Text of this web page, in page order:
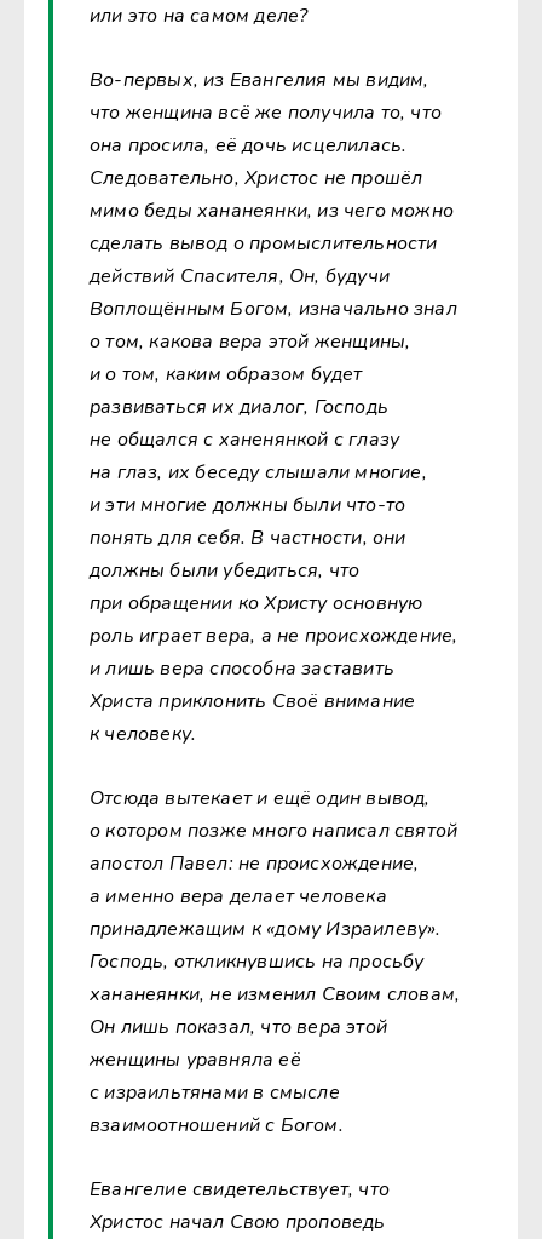
или это на самом деле?
Во-первых, из Евангелия мы видим,
что женщина всё же получила то, что
она просила, её дочь исцелилась.
Следовательно, Христос не прошёл
мимо беды хананеянки, из чего можно
сделать вывод о промыслительности
действий Спасителя, Он, будучи
Воплощённым Богом, изначально знал
о том, какова вера этой женщины,
и о том, каким образом будет
развиваться их диалог, Господь
не общался с ханенянкой с глазу
на глаз, их беседу слышали многие,
и эти многие должны были что-то
понять для себя. В частности, они
должны были убедиться, что
при обращении ко Христу основную
роль играет вера, а не происхождение,
и лишь вера способна заставить
Христа приклонить Своё внимание
к человеку.
Отсюда вытекает и ещё один вывод,
о котором позже много написал святой
апостол Павел: не происхождение,
а именно вера делает человека
принадлежащим к «дому Израилеву».
Господь, откликнувшись на просьбу
хананеянки, не изменил Своим словам,
Он лишь показал, что вера этой
женщины уравняла её
с израильтянами в смысле
взаимоотношений с Богом.
Евангелие свидетельствует, что
Христос начал Свою проповедь